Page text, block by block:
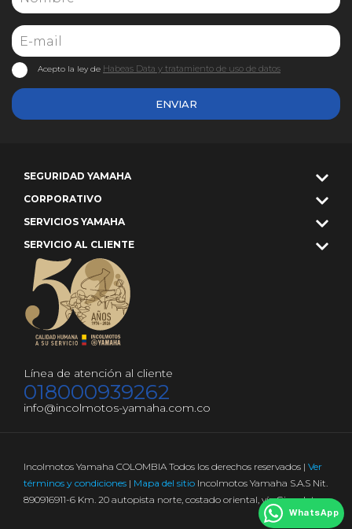
WhatsApp
ENVIAR
Acepto la ley de Habeas Data y tratamiento de uso de datos
SEGURIDAD YAMAHA
CORPORATIVO
SERVICIOS YAMAHA
SERVICIO AL CLIENTE
Línea de atención al cliente
018000939262
info@incolmotos-yamaha.com.co
Incolmotos Yamaha COLOMBIA Todos los derechos reservados | Ver
términos y condiciones | Mapa del sitio Incolmotos Yamaha S.A.S Nit.
890916911-6 Km. 20 autopista norte, costado oriental, vía Girardota